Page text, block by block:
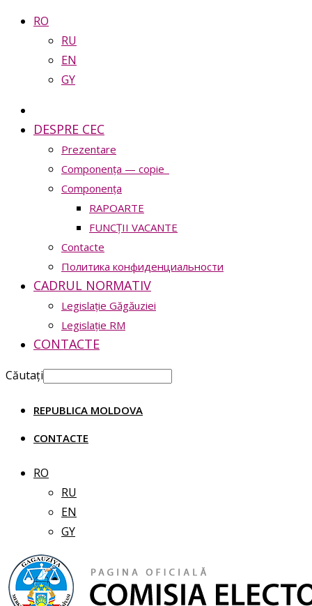
RO
RU
EN
GY
DESPRE CEC
Prezentare
Сomponența — copie_
Сomponența
RAPOARTE
FUNCȚII VACANTE
Contacte
Политика конфиденциальности
CADRUL NORMATIV
Legislație Găgăuziei
Legislație RM
CONTACTE
Căutați
REPUBLICA MOLDOVA
CONTACTE
RO
RU
EN
GY